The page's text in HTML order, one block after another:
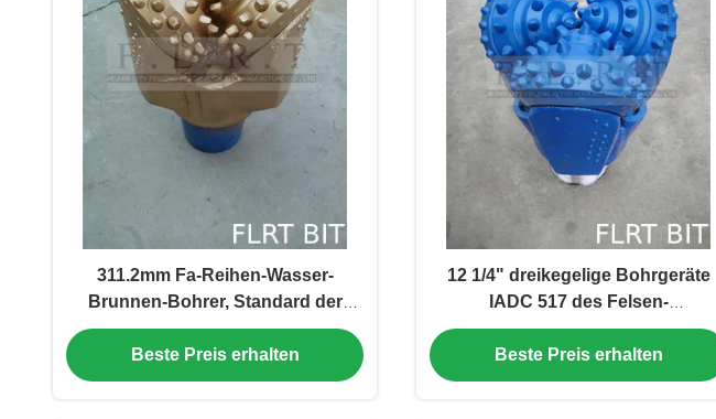
311.2mm Fa-Reihen-Wasser-
Brunnen-Bohrer, Standard der
HDD-Bohrer-IADC 517G API-7-1
Beste Preis erhalten
12 1/4" dreikegelige Bohrgeräte
IADC 517 des Felsen-
Stückchen-/HDD mit verstärktem
Messgerät-Schutz
Beste Preis erhalten